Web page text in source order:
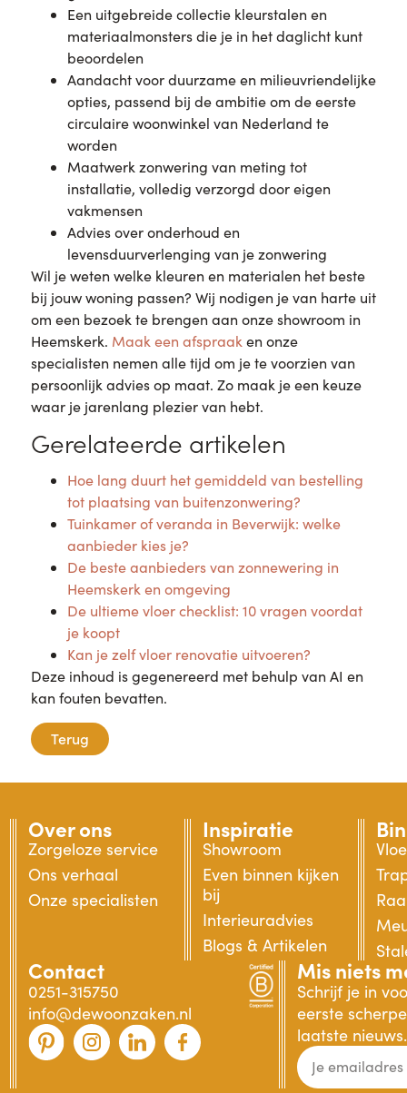
Een uitgebreide collectie kleurstalen en
materiaalmonsters die je in het daglicht kunt
beoordelen
Aandacht voor duurzame en milieuvriendelijke
opties, passend bij de ambitie om de eerste
circulaire woonwinkel van Nederland te
worden
Maatwerk zonwering van meting tot
installatie, volledig verzorgd door eigen
vakmensen
Advies over onderhoud en
levensduurverlenging van je zonwering
Wil je weten welke kleuren en materialen het beste
bij jouw woning passen? Wij nodigen je van harte uit
om een bezoek te brengen aan onze showroom in
Heemskerk. Maak een afspraak en onze
specialisten nemen alle tijd om je te voorzien van
persoonlijk advies op maat. Zo maak je een keuze
waar je jarenlang plezier van hebt.
Gerelateerde artikelen
Hoe lang duurt het gemiddeld van bestelling
tot plaatsing van buitenzonwering?
Tuinkamer of veranda in Beverwijk: welke
aanbieder kies je?
De beste aanbieders van zonnewering in
Heemskerk en omgeving
De ultieme vloer checklist: 10 vragen voordat
je koopt
Kan je zelf vloer renovatie uitvoeren?
Deze inhoud is gegenereerd met behulp van AI en
kan fouten bevatten.
Terug
Over ons
Zorgeloze service
Ons verhaal
Onze specialisten
Inspiratie
Showroom
Even binnen kijken
bij
Interieuradvies
Blogs & Artikelen
Contact
0251-315750
info@dewoonzaken.nl
Mis niets
Schrijf je in
eerste
laatste nieuws.